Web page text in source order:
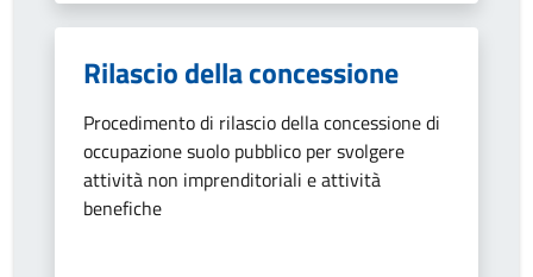
Rilascio della concessione
Procedimento di rilascio della concessione di
occupazione suolo pubblico per svolgere
attività non imprenditoriali e attività
benefiche